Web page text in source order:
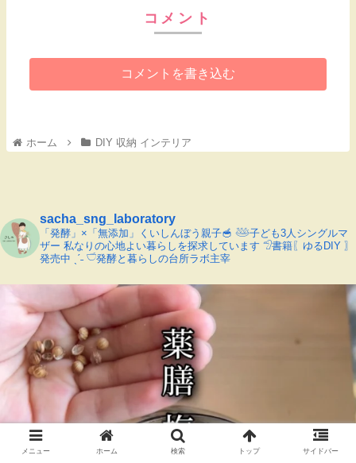
コメント
コメントを書き込む
ホーム DIY 収納 インテリア
sacha_sng_laboratory
「発酵」×「無添加」くいしんぼう親子🥣 𓅸子ども3人シングルマ
ザー 私なりの心地よい暮らしを探求しています 𓅿書籍〖ゆるDIY 〗
発売中 ˎˊ˗𓎩発酵と暮らしの台所ラボ主宰
メニュー ホーム 検索 トップ サイドバー